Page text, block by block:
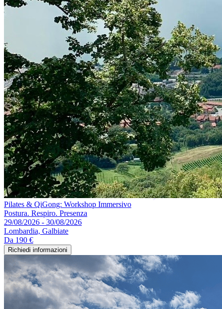
Pilates & QiGong: Workshop Immersivo
Postura. Respiro. Presenza
29/08/2026 - 30/08/2026
Lombardia, Galbiate
Da 190 €
Richiedi informazioni